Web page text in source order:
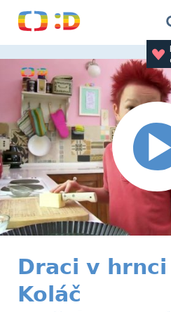
Draci v
Koláč